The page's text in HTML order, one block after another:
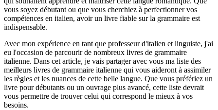
vous soyez débutant ou que vous cherchiez à perfectionner vos
compétences en italien, avoir un livre fiable sur la grammaire est
indispensable.
Avec mon expérience en tant que professeur d'italien et linguiste, j'ai
eu l'occasion de parcourir de nombreux livres de grammaire
italienne. Dans cet article, je vais partager avec vous ma liste des
meilleurs livres de grammaire italienne qui vous aideront à assimiler
les règles et les nuances de cette belle langue. Que vous préfériez un
livre pour débutants ou un ouvrage plus avancé, cette liste devrait
vous permettre de trouver celui qui correspond le mieux à vos
besoins.